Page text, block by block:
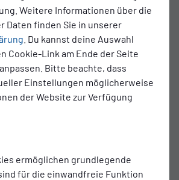
Weitere Informationen über die
Daten finden Sie in unserer
. Du kannst deine Auswahl
Cookie-Link am Ende der Seite
Bitte beachte, dass
Einstellungen möglicherweise
der Website zur Verfügung
ermöglichen grundlegende
für die einwandfreie Funktion